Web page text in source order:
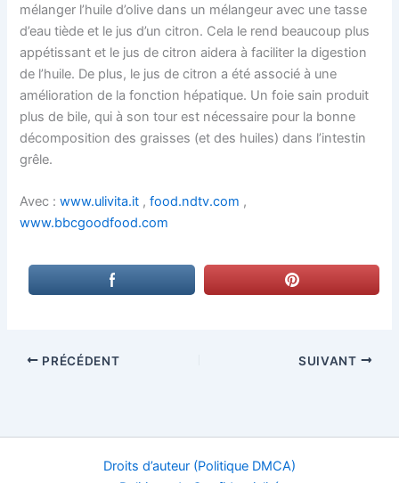
mélanger l’huile d’olive dans un mélangeur avec une tasse
d’eau tiède et le jus d’un citron. Cela le rend beaucoup plus
appétissant et le jus de citron aidera à faciliter la digestion
de l’huile. De plus, le jus de citron a été associé à une
amélioration de la fonction hépatique. Un foie sain produit
plus de bile, qui à son tour est nécessaire pour la bonne
décomposition des graisses (et des huiles) dans l’intestin
grêle.
Avec :www.ulivita.it ,food.ndtv.com ,
www.bbcgoodfood.com
PRÉCÉDENT SUIVANT
Droits d’auteur (Politique DMCA)